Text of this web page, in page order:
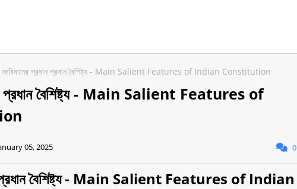
সংবিধানের প্রধান প্রধান বৈশিষ্ট্য - Main Salient Features of Indian Constitution
প্রধান বৈশিষ্ট্য - Main Salient Features of
05, 2025 0
প্রধান বৈশিষ্ট্য - Main Salient Features of Indian